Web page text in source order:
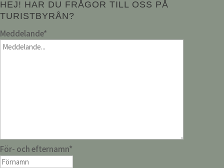
HEJ! HAR DU FRÅGOR TILL OSS PÅ
TURISTBYRÅN?
Meddelande*
För- och efternamn*